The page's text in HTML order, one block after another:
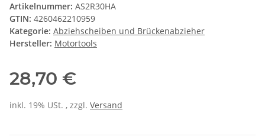
Artikelnummer: AS2R30HA
GTIN: 4260462210959
Kategorie: Abziehscheiben und Brückenabzieher
Hersteller: Motortools
28,70 €
inkl. 19% USt. , zzgl. Versand